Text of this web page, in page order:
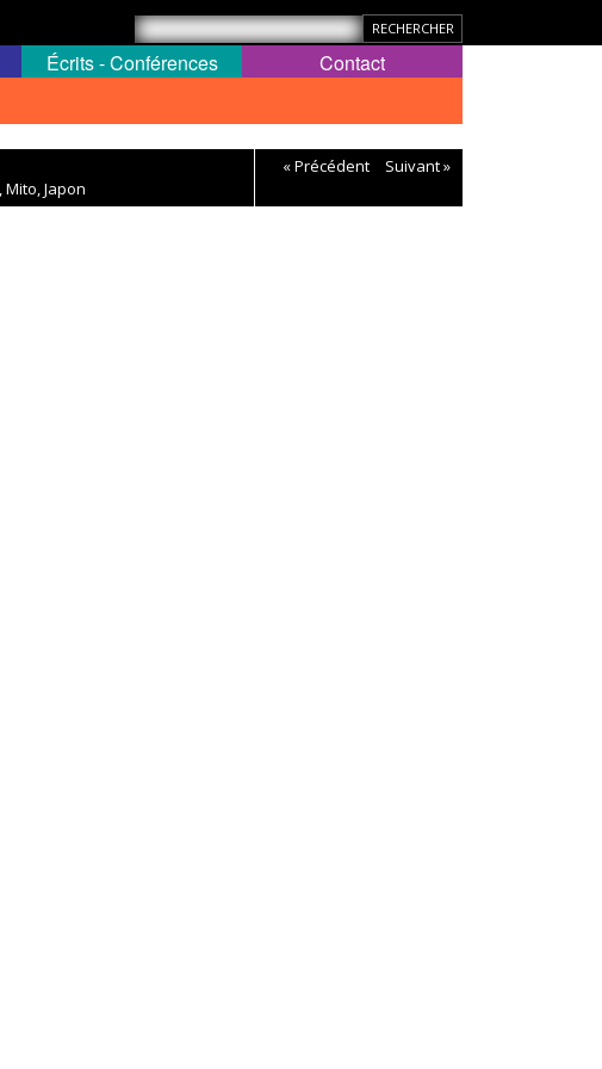
Écrits - Conférences Contact
Japon
« Précédent Suivant »